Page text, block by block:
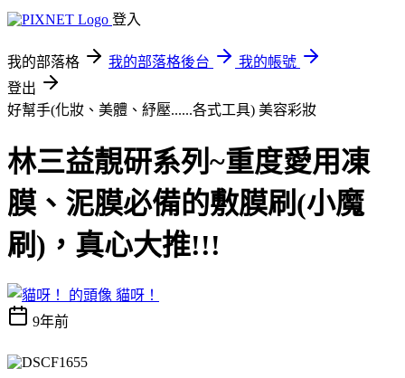
登入
我的部落格 我的部落格後台
我的帳號
登出
好幫手(化妝、美體、紓壓......各式工具) 美容彩妝
林三益靚研系列~重度愛用凍
膜、泥膜必備的敷膜刷(小魔
刷)，真心大推!!!
貓呀！
9年前